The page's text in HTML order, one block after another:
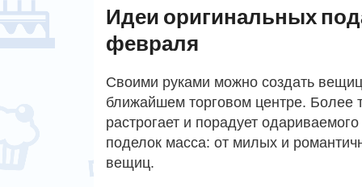
Идеи оригинальных
февраля
Своими руками можно создать
ближайшем торговом центре. Более
растрогает и порадует
поделок масса: от милых и
вещиц.